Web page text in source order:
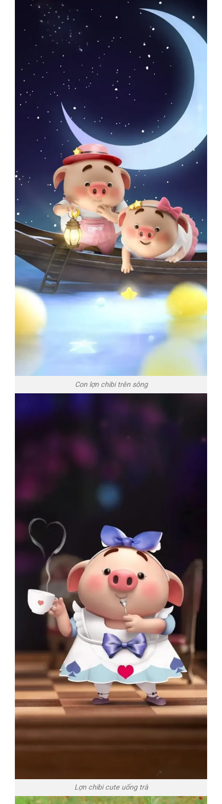
Con lợn chibi trên sông
Lợn chibi cute uống trà